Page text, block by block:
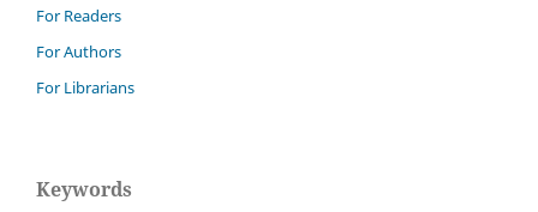
For Readers
For Authors
For Librarians
Keywords